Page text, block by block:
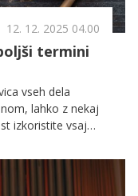
12. 12. 2025 04.00
termini
vseh dela
lahko z nekaj
izkoristite vsaj
posebej veselili.